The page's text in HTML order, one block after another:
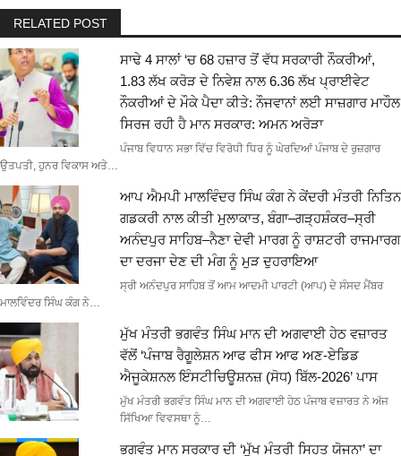
RELATED POST
ਸਾਢੇ 4 ਸਾਲਾਂ ‘ਚ 68 ਹਜ਼ਾਰ ਤੋਂ ਵੱਧ ਸਰਕਾਰੀ ਨੌਕਰੀਆਂ,
1.83 ਲੱਖ ਕਰੋੜ ਦੇ ਨਿਵੇਸ਼ ਨਾਲ 6.36 ਲੱਖ ਪ੍ਰਾਈਵੇਟ
ਨੌਕਰੀਆਂ ਦੇ ਮੌਕੇ ਪੈਦਾ ਕੀਤੇ: ਨੌਜਵਾਨਾਂ ਲਈ ਸਾਜ਼ਗਾਰ ਮਾਹੌਲ
ਸਿਰਜ ਰਹੀ ਹੈ ਮਾਨ ਸਰਕਾਰ: ਅਮਨ ਅਰੋੜਾ
ਪੰਜਾਬ ਵਿਧਾਨ ਸਭਾ ਵਿੱਚ ਵਿਰੋਧੀ ਧਿਰ ਨੂੰ ਘੇਰਦਿਆਂ ਪੰਜਾਬ ਦੇ ਰੁਜ਼ਗਾਰ
ਉਤਪਤੀ, ਹੁਨਰ ਵਿਕਾਸ ਅਤੇ…
ਆਪ ਐਮਪੀ ਮਾਲਵਿੰਦਰ ਸਿੰਘ ਕੰਗ ਨੇ ਕੇਂਦਰੀ ਮੰਤਰੀ ਨਿਤਿਨ
ਗਡਕਰੀ ਨਾਲ ਕੀਤੀ ਮੁਲਾਕਾਤ, ਬੰਗਾ–ਗੜ੍ਹਸ਼ੰਕਰ–ਸ੍ਰੀ
ਅਨੰਦਪੁਰ ਸਾਹਿਬ–ਨੈਣਾ ਦੇਵੀ ਮਾਰਗ ਨੂੰ ਰਾਸ਼ਟਰੀ ਰਾਜਮਾਰਗ
ਦਾ ਦਰਜਾ ਦੇਣ ਦੀ ਮੰਗ ਨੂੰ ਮੁੜ ਦੁਹਰਾਇਆ
ਸ੍ਰੀ ਅਨੰਦਪੁਰ ਸਾਹਿਬ ਤੋਂ ਆਮ ਆਦਮੀ ਪਾਰਟੀ (ਆਪ) ਦੇ ਸੰਸਦ ਮੈਂਬਰ
ਮਾਲਵਿੰਦਰ ਸਿੰਘ ਕੰਗ ਨੇ…
ਮੁੱਖ ਮੰਤਰੀ ਭਗਵੰਤ ਸਿੰਘ ਮਾਨ ਦੀ ਅਗਵਾਈ ਹੇਠ ਵਜ਼ਾਰਤ
ਵੱਲੋਂ ‘ਪੰਜਾਬ ਰੈਗੂਲੇਸ਼ਨ ਆਫ ਫੀਸ ਆਫ ਅਣ-ਏਡਿਡ
ਐਜੂਕੇਸ਼ਨਲ ਇੰਸਟੀਚਿਊਸ਼ਨਜ਼ (ਸੋਧ) ਬਿੱਲ-2026’ ਪਾਸ
ਮੁੱਖ ਮੰਤਰੀ ਭਗਵੰਤ ਸਿੰਘ ਮਾਨ ਦੀ ਅਗਵਾਈ ਹੇਠ ਪੰਜਾਬ ਵਜ਼ਾਰਤ ਨੇ ਅੱਜ
ਸਿੱਖਿਆ ਵਿਵਸਥਾ ਨੂੰ…
ਭਗਵੰਤ ਮਾਨ ਸਰਕਾਰ ਦੀ ‘ਮੁੱਖ ਮੰਤਰੀ ਸਿਹਤ ਯੋਜਨਾ’ ਦਾ